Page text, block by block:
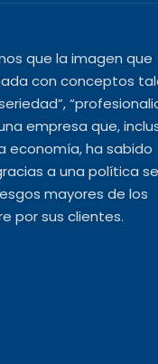
que la imagen que
con conceptos
empresa que,
economía, ha sabido
a una política
mayores de los
por sus clientes.